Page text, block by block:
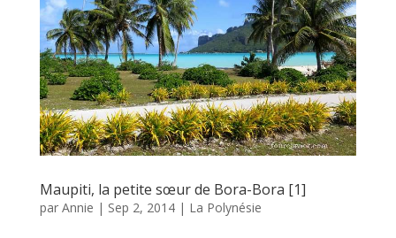
Maupiti, la petite sœur de Bora-Bora [1]
par Annie | Sep 2, 2014| La Polynésie